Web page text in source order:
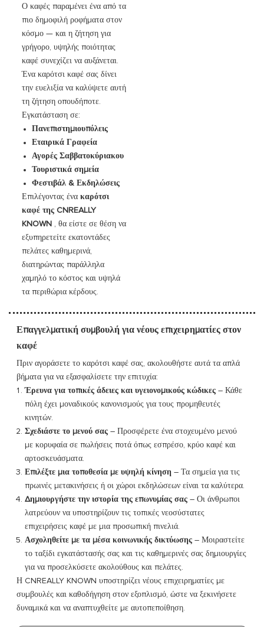
Ο καφές παραμένει ένα από τα
πιο δημοφιλή ροφήματα στον
κόσμο — και η ζήτηση για
γρήγορο, υψηλής ποιότητας
καφέ συνεχίζει να αυξάνεται.
Ένα καρότσι καφέ σας δίνει
την ευελιξία να καλύψετε αυτή
τη ζήτηση οπουδήποτε.
Εγκατάσταση σε:
Πανεπιστημιουπόλεις
Εταιρικά Γραφεία
Αγορές Σαββατοκύριακου
Τουριστικά σημεία
Φεστιβάλ & Εκδηλώσεις
Επιλέγοντας ένακαρότσι
καφέ της CNREALLY
KNOWN , θα είστε σε θέση να
εξυπηρετείτε εκατοντάδες
πελάτες καθημερινά,
διατηρώντας παράλληλα
χαμηλό το κόστος και υψηλά
τα περιθώρια κέρδους.
Επαγγελματική συμβουλή για νέους επιχειρηματίες στον
καφέ
Πριν αγοράσετε το καρότσι καφέ σας, ακολουθήστε αυτά τα απλά
βήματα για να εξασφαλίσετε την επιτυχία:
Έρευνα για τοπικές άδειες και υγειονομικούς κώδικες – Κάθε
πόλη έχει μοναδικούς κανονισμούς για τους προμηθευτές
κινητών.
Σχεδιάστε το μενού σας – Προσφέρετε ένα στοχευμένο μενού
με κορυφαία σε πωλήσεις ποτά όπως εσπρέσο, κρύο καφέ και
αρτοσκευάσματα.
Επιλέξτε μια τοποθεσία με υψηλή κίνηση – Τα σημεία για τις
πρωινές μετακινήσεις ή οι χώροι εκδηλώσεων είναι τα καλύτερα.
Δημιουργήστε την ιστορία της επωνυμίας σας – Οι άνθρωποι
λατρεύουν να υποστηρίζουν τις τοπικές νεοσύστατες
επιχειρήσεις καφέ με μια προσωπική πινελιά.
Ασχοληθείτε με τα μέσα κοινωνικής δικτύωσης – Μοιραστείτε
το ταξίδι εγκατάστασής σας και τις καθημερινές σας δημιουργίες
για να προσελκύσετε ακολούθους και πελάτες.
Η CNREALLY KNOWN υποστηρίζει νέους επιχειρηματίες με
συμβουλές και καθοδήγηση στον εξοπλισμό, ώστε να ξεκινήσετε
δυναμικά και να αναπτυχθείτε με αυτοπεποίθηση.